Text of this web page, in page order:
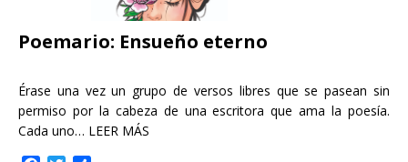
Poemario: Ensueño eterno
Érase una vez un grupo de versos libres que se pasean sin
permiso por la cabeza de una escritora que ama la poesía.
Cada uno… LEER MÁS